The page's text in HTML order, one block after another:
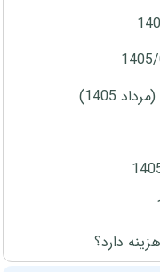
1405)
دارد؟